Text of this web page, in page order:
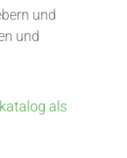
und
und
als